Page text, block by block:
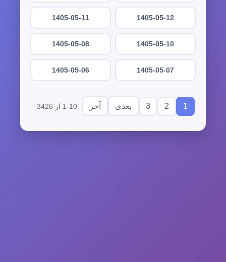
1405-05-12
1405-05-11
1405-05-10
1405-05-08
1405-05-07
1405-05-06
1
2
3 بعدی آخر 1-10 از 3426